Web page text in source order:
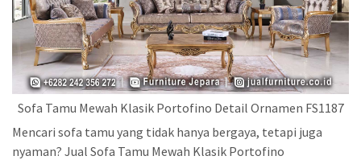
Sofa Tamu Mewah Klasik Portofino Detail Ornamen FS1187
Mencari sofa tamu yang tidak hanya bergaya, tetapi juga
nyaman? Jual Sofa Tamu Mewah Klasik Portofino